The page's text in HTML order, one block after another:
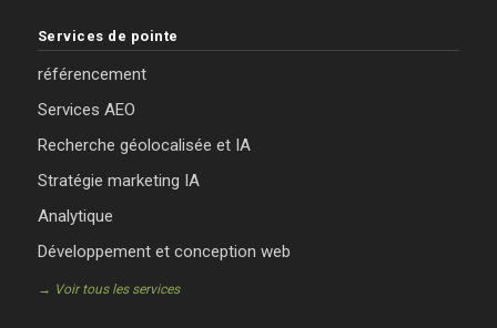
Services de pointe
référencement
Services AEO
Recherche géolocalisée et IA
Stratégie marketing IA
Analytique
Développement et conception web
→ Voir tous les services